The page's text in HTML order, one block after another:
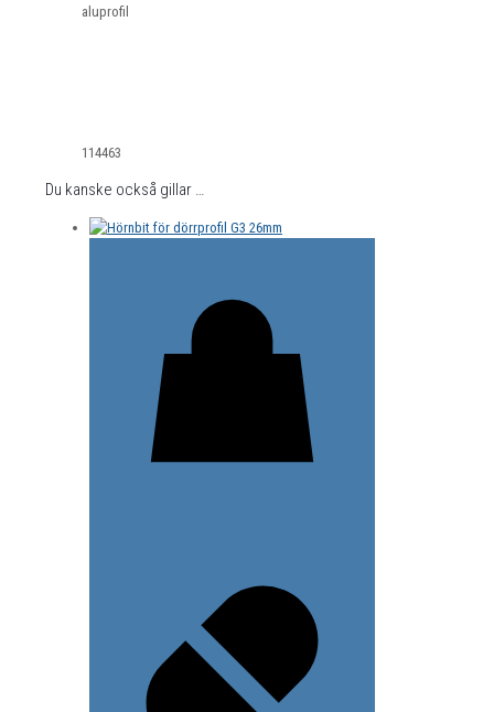
aluprofil
114463
Du kanske också gillar …